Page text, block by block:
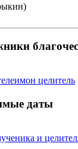
целитель
даты
и